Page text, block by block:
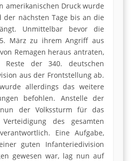
amerikanischen Druck wurde
der nächsten Tage bis an die
Unmittelbar bevor die
März zu ihrem Angriff aus
Remagen heraus antraten,
der 340. deutschen
aus der Frontstellung ab.
allerdings das weitere
befohlen. Anstelle der
der Volkssturm für das
des gesamten
Eine Aufgabe,
guten Infanteriedivision
gewesen war, lag nun auf